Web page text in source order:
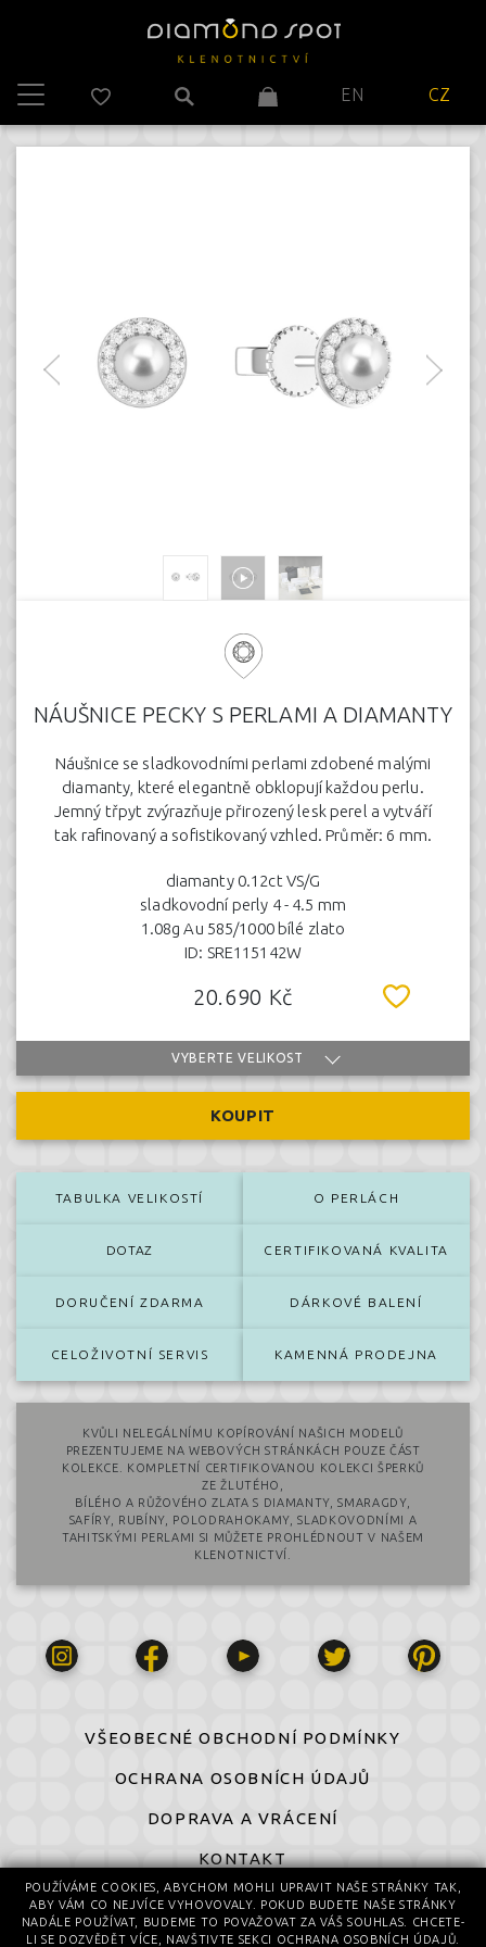
EN CZ
NÁUŠNICE PECKY S PERLAMI A DIAMANTY
Náušnice se sladkovodními perlami zdobené malými
diamanty, které elegantně obklopují každou perlu.
Jemný třpyt zvýrazňuje přirozený lesk perel a vytváří
tak rafinovaný a sofistikovaný vzhled. Průměr: 6 mm.
diamanty 0.12ct VS/G
sladkovodní perly 4 - 4.5 mm
1.08g Au 585/1000 bílé zlato
ID: SRE115142W
20.690 Kč
VYBERTE VELIKOST
KOUPIT
TABULKA VELIKOSTÍ O PERLÁCH
DOTAZ CERTIFIKOVANÁ KVALITA
DORUČENÍ ZDARMA DÁRKOVÉ BALENÍ
CELOŽIVOTNÍ SERVIS KAMENNÁ PRODEJNA
KVŮLI NELEGÁLNÍMU KOPÍROVÁNÍ NAŠICH MODELŮ
PREZENTUJEME NA WEBOVÝCH STRÁNKÁCH POUZE ČÁST
KOLEKCE. KOMPLETNÍ CERTIFIKOVANOU KOLEKCI ŠPERKŮ
ZE ŽLUTÉHO,
BÍLÉHO A RŮŽOVÉHO ZLATA S DIAMANTY, SMARAGDY,
SAFÍRY, RUBÍNY, POLODRAHOKAMY, SLADKOVODNÍMI A
TAHITSKÝMI PERLAMI SI MŮŽETE PROHLÉDNOUT V NAŠEM
KLENOTNICTVÍ.
VŠEOBECNÉ OBCHODNÍ PODMÍNKY
OCHRANA OSOBNÍCH ÚDAJŮ
DOPRAVA A VRÁCENÍ
KONTAKT
© 2016-2026 All Rights Reserved
© design by Daniela Komatović
POUŽÍVÁME COOKIES, ABYCHOM MOHLI UPRAVIT NAŠE STRÁNKY TAK,
ABY VÁM CO NEJVÍCE VYHOVOVALY. POKUD BUDETE NAŠE STRÁNKY
NADÁLE POUŽÍVAT, BUDEME TO POVAŽOVAT ZA VÁŠ SOUHLAS. CHCETE-
LI SE DOZVĚDĚT VÍCE, NAVŠTIVTE SEKCI OCHRANA OSOBNÍCH ÚDAJŮ.